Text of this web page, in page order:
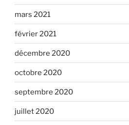
mars 2021
février 2021
décembre 2020
octobre 2020
septembre 2020
juillet 2020